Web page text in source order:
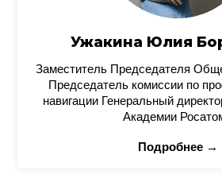
Ужакина Юлия
Заместитель Председателя
Председатель комиссии по
навигации Генеральный
Академии
Подробнее →